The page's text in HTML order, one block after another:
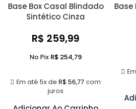
Base Box Casal Blindado
Sintético Cinza
R$ 259,99
Em até 5x de R$ 56,77 com
juros
No Pix R$254,79
Base